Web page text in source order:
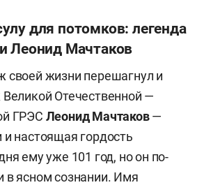
для потомков: легенда
Леонид Мачтаков
своей жизни перешагнул и
Великой Отечественной —
ГРЭС Леонид Мачтаков—
и настоящая гордость
ему уже 101 год, но он по-
в ясном сознании. Имя